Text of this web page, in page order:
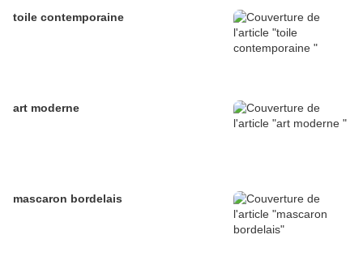
toile contemporaine
art moderne
mascaron bordelais